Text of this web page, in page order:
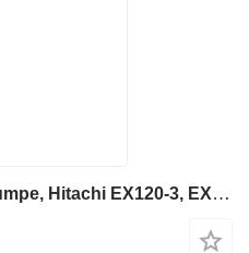
Hitachi 4276918 Zahnradpumpe, Hitachi EX120-3, EX130H-5, EX270-5 bomba de engranajes para Hitachi ZX290LC-5B excavadora